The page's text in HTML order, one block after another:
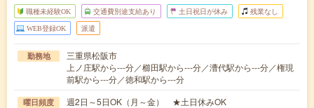
職種未経験OK 交通費別途支給あり 土日祝日が休み 残業なし
WEB登録OK 派遣
勤務地
三重県松阪市
上ノ庄駅から---分／櫛田駅から---分／漕代駅から---分／権現
前駅から---分／徳和駅から---分
曜日頻度 週2日～5日OK（月～金） ★土日休みOK